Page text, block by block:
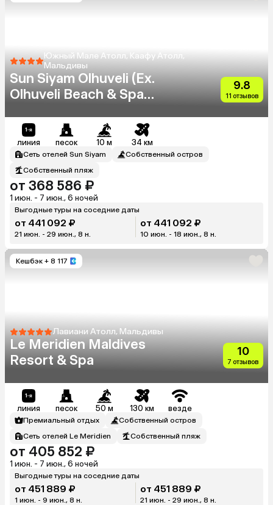
Южный Мале Атолл, Каафу Атолл,
Мальдивы
Sun Siyam Olhuveli (Ex.
Olhuveli Beach & Spa
9.8
11 отзывов
линия песок 10 м 34 км
Сеть отелей Sun Siyam
Собственный остров
Собственный пляж
от 368 586 ₽
1 июн. - 7 июн., 6 ночей
Выгодные туры на соседние даты
от 441 092 ₽
21 июн. - 29 июн., 8 н.
от 441 092 ₽
10 июн. - 18 июн., 8 н.
Кешбэк + 8 117
Лавиани Атолл, Мальдивы
Le Meridien Maldives
Resort & Spa
10
7 отзывов
линия песок 50 м 130 км везде
Премиальный отдых
Собственный остров
Сеть отелей Le Meridien
Собственный пляж
от 405 852 ₽
1 июн. - 7 июн., 6 ночей
Выгодные туры на соседние даты
от 451 889 ₽
1 июн. - 9 июн., 8 н.
от 451 889 ₽
21 июн. - 29 июн., 8 н.